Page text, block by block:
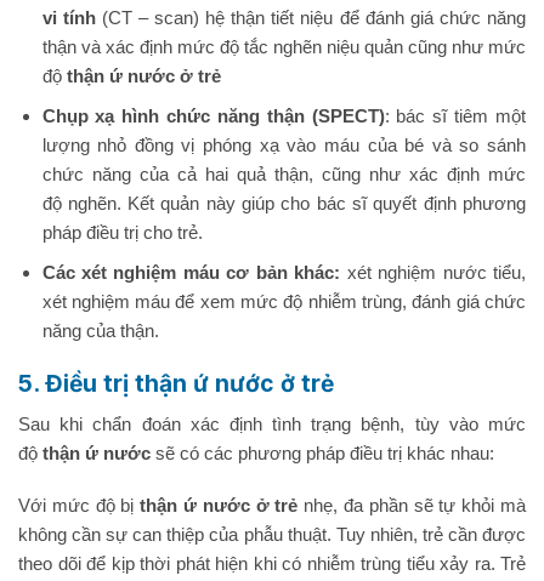
vi tính(CT – scan) hệ thận tiết niệu để đánh giá chức năng
thận và xác định mức độ tắc nghẽn niệu quản cũng như mức
độ thận ứ nước ở trẻ
Chụp xạ hình chức năng thận (SPECT): bác sĩ tiêm một
lượng nhỏ đồng vị phóng xạ vào máu của bé và so sánh
chức năng của cả hai quả thận, cũng như xác định mức
độ nghẽn. Kết quản này giúp cho bác sĩ quyết định phương
pháp điều trị cho trẻ.
Các xét nghiệm máu cơ bản khác: xét nghiệm nước tiểu,
xét nghiệm máu để xem mức độ nhiễm trùng, đánh giá chức
năng của thận.
5. Điều trị thận ứ nước ở trẻ
Sau khi chẩn đoán xác định tình trạng bệnh, tùy vào mức
độ thận ứ nước sẽ có các phương pháp điều trị khác nhau:
Với mức độ bịthận ứ nước ở trẻ nhẹ, đa phần sẽ tự khỏi mà
không cần sự can thiệp của phẫu thuật. Tuy nhiên, trẻ cần được
theo dõi để kịp thời phát hiện khi có nhiễm trùng tiểu xảy ra. Trẻ